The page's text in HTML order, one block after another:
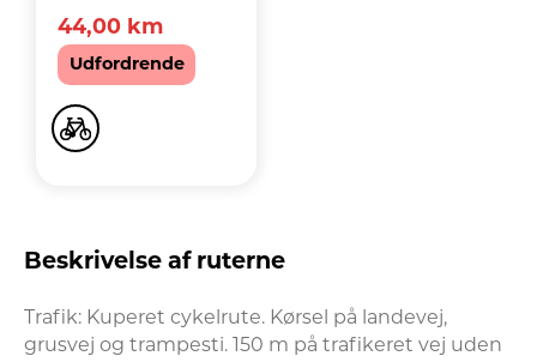
44,00 km
Udfordrende
Beskrivelse af ruterne
Trafik: Kuperet cykelrute. Kørsel på landevej,
grusvej og trampesti. 150 m på trafikeret vej uden